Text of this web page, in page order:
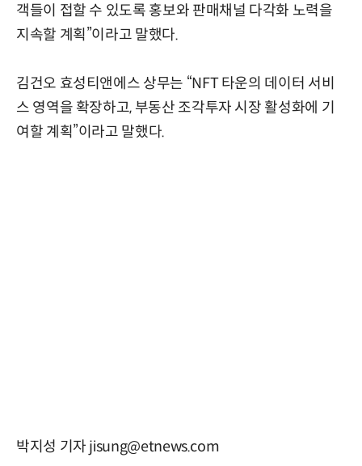
객들이 접할 수 있도록 홍보와 판매채널 다각화 노력을
지속할 계획”이라고 말했다.
김건오 효성티앤에스 상무는 “NFT 타운의 데이터 서비
스 영역을 확장하고, 부동산 조각투자 시장 활성화에 기
여할 계획”이라고 말했다.
박지성 기자 jisung@etnews.com